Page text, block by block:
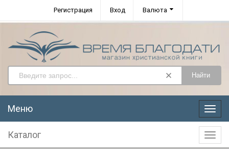
Регистрация Вход Валюта
Найти
Меню
Меню
Каталог